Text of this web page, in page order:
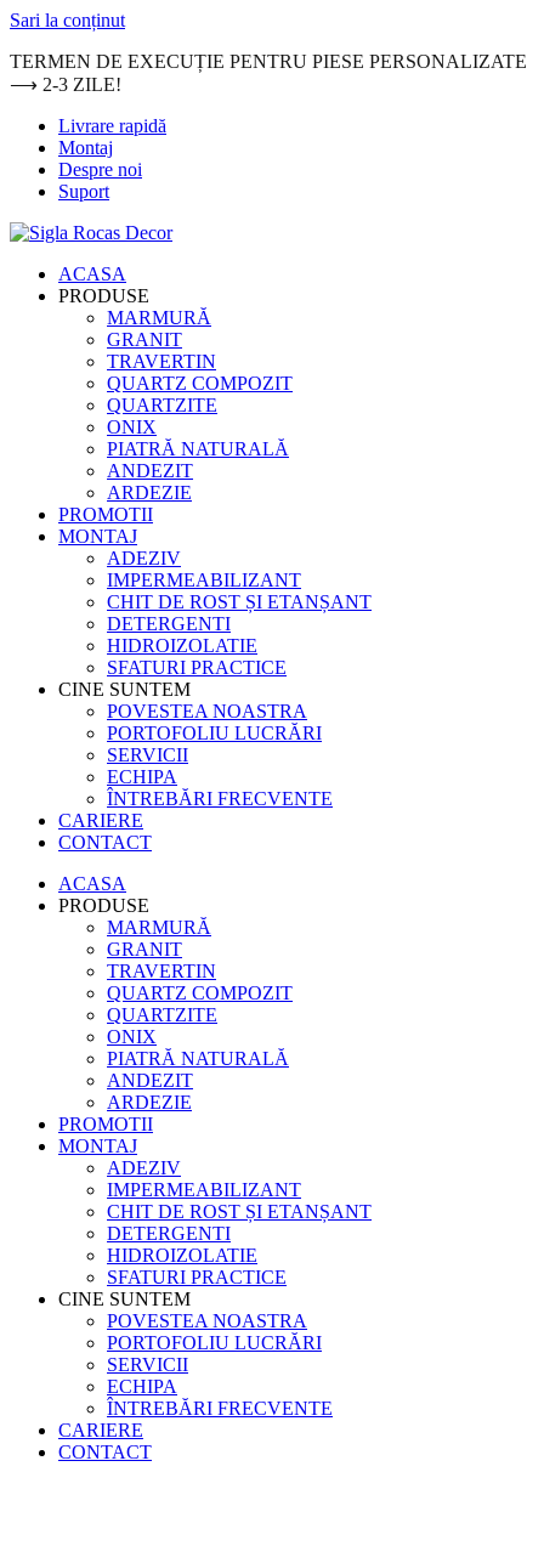
Sari la conținut
TERMEN DE EXECUȚIE PENTRU PIESE PERSONALIZATE
⟶ 2-3 ZILE!
Livrare rapidă
Montaj
Despre noi
Suport
ACASA
PRODUSE
MARMURĂ
GRANIT
TRAVERTIN
QUARTZ COMPOZIT
QUARTZITE
ONIX
PIATRĂ NATURALĂ
ANDEZIT
ARDEZIE
PROMOTII
MONTAJ
ADEZIV
IMPERMEABILIZANT
CHIT DE ROST ȘI ETANȘANT
DETERGENTI
HIDROIZOLATIE
SFATURI PRACTICE
CINE SUNTEM
POVESTEA NOASTRA
PORTOFOLIU LUCRĂRI
SERVICII
ECHIPA
ÎNTREBĂRI FRECVENTE
CARIERE
CONTACT
ACASA
PRODUSE
MARMURĂ
GRANIT
TRAVERTIN
QUARTZ COMPOZIT
QUARTZITE
ONIX
PIATRĂ NATURALĂ
ANDEZIT
ARDEZIE
PROMOTII
MONTAJ
ADEZIV
IMPERMEABILIZANT
CHIT DE ROST ȘI ETANȘANT
DETERGENTI
HIDROIZOLATIE
SFATURI PRACTICE
CINE SUNTEM
POVESTEA NOASTRA
PORTOFOLIU LUCRĂRI
SERVICII
ECHIPA
ÎNTREBĂRI FRECVENTE
CARIERE
CONTACT